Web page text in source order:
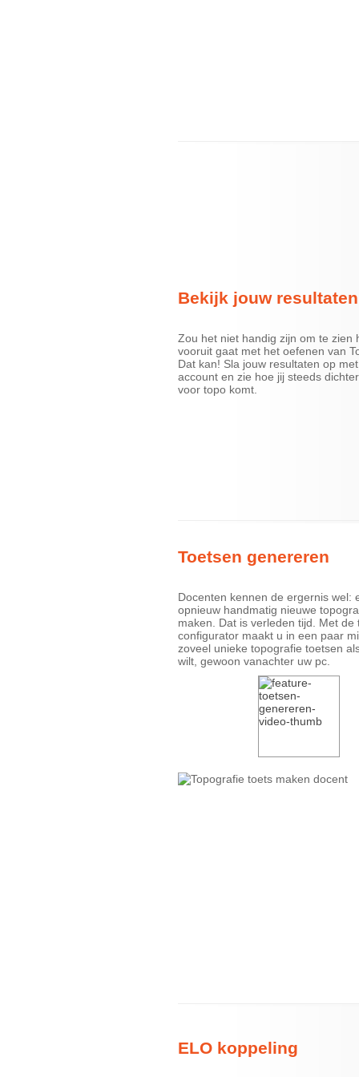
Bekijk jouw resultaten
Zou het niet handig zijn om te zien
vooruit gaat met het oefenen van
Dat kan! Sla jouw resultaten op
account en zie hoe jij steeds
voor topo komt.
Toetsen genereren
Docenten kennen de ergernis wel:
opnieuw handmatig nieuwe
maken. Dat is verleden tijd. Met de
configurator maakt u in een paar
zoveel unieke topografie toetsen
wilt, gewoon vanachter uw pc.
ELO koppeling